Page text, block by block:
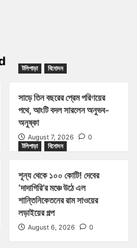
টলিপাড়া বিনোদন
সাড়ে তিন বছরের প্রেম পরিণয়ের
পথে, আংটি বদল সারলেন অনুভব-
অনুষ্কা
August 7, 2026
0
টলিপাড়া বিনোদন
শূন্য থেকে ১০০ কোটি! দেবের
‘দাদাগিরি’র মঞ্চে উঠে এল
শান্তিনিকেতনের রাম সাওয়ের
লড়াইয়ের গল্প
August 6, 2026
0